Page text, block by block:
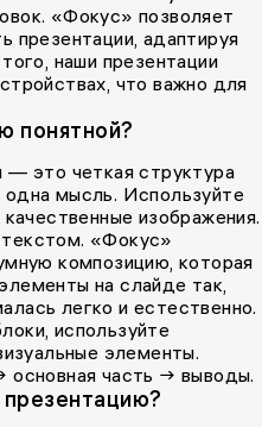
«Фокус» позволяет
презентации, адаптируя
наши презентации
что важно для
понятной?
— это четкая структура
мысль. Используйте
изображения.
«Фокус»
композицию, которая
на слайде так,
легко и естественно.
используйте
элементы.
основная часть → выводы.